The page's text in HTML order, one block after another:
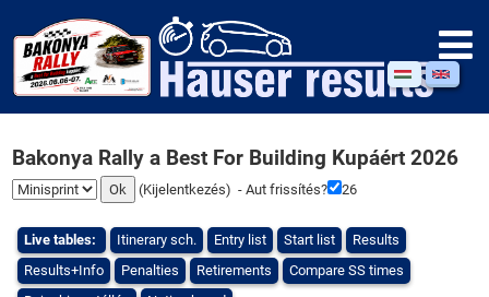
Bakonya Rally a Best For Building Kupáért 2026
(Kijelentkezés) - Aut frissítés? 26
Live tables: Itinerary sch. Entry list Start list
Results
Results+Info
Penalties Retirements
Compare SS times